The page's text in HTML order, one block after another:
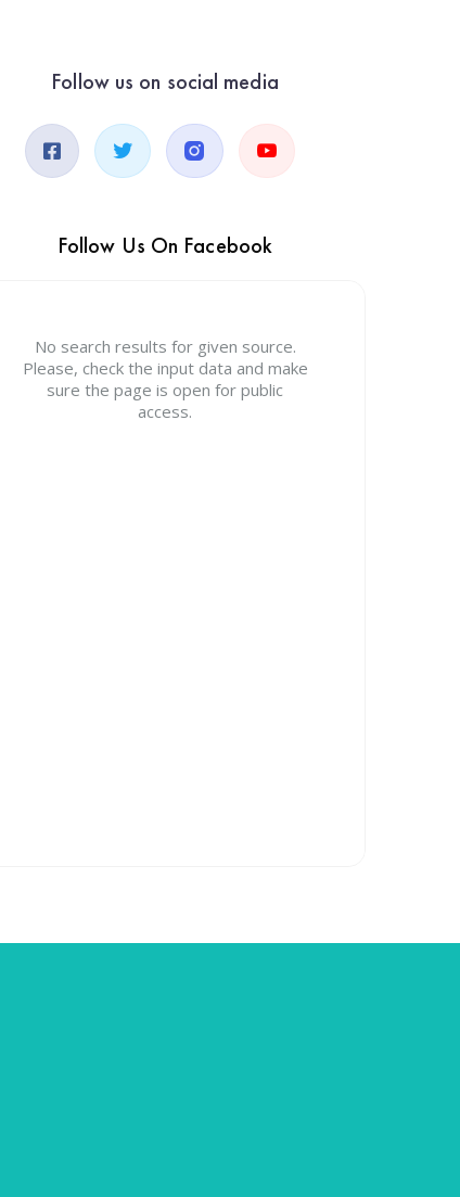
Follow us on social media
Follow Us On Facebook
No search results for given source.
Please, check the input data and make
sure the page is open for public
access.